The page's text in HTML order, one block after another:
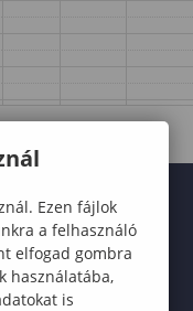
Ezen fájlok
a felhasználó
elfogad gombra
használatába,
is